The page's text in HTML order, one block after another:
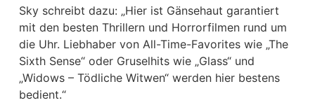
Sky schreibt dazu: „Hier ist Gänsehaut garantiert
mit den besten Thrillern und Horrorfilmen rund um
die Uhr. Liebhaber von All-Time-Favorites wie „The
Sixth Sense“ oder Gruselhits wie „Glass“ und
„Widows – Tödliche Witwen“ werden hier bestens
bedient.“